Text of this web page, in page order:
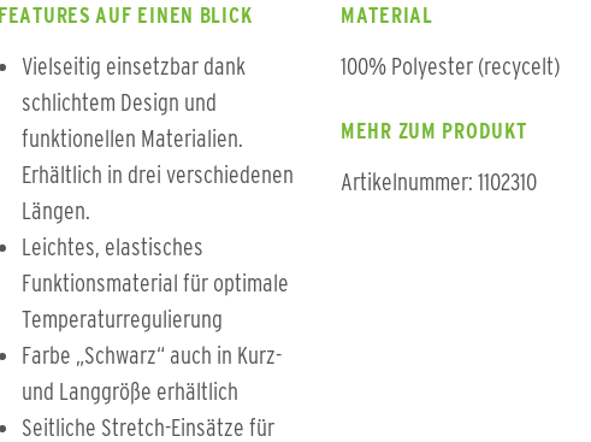
FEATURES AUF EINEN BLICK
Vielseitig einsetzbar dank
schlichtem Design und
funktionellen Materialien.
Erhältlich in drei verschiedenen
Längen.
Leichtes, elastisches
Funktionsmaterial für optimale
Temperaturregulierung
Farbe „Schwarz“ auch in Kurz-
und Langgröße erhältlich
Seitliche Stretch-Einsätze für
MATERIAL
100% Polyester (recycelt)
MEHR ZUM PRODUKT
Artikelnummer: 1102310